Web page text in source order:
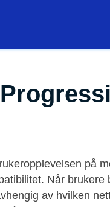
på
Når
av hvilken